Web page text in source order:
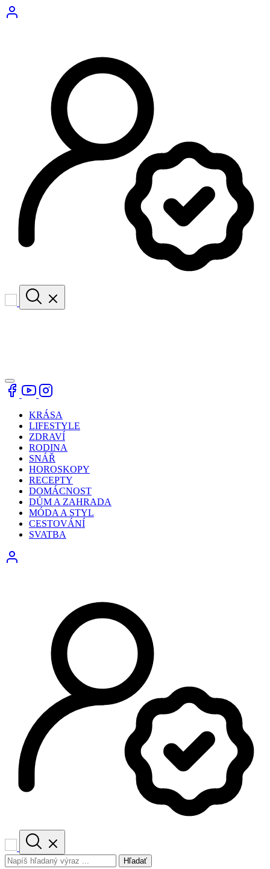
KRÁSA
LIFESTYLE
ZDRAVÍ
RODINA
SNÁŘ
HOROSKOPY
RECEPTY
DOMÁCNOST
DŮM A ZAHRADA
MÓDA A STYL
CESTOVÁNÍ
SVATBA
Hľadať